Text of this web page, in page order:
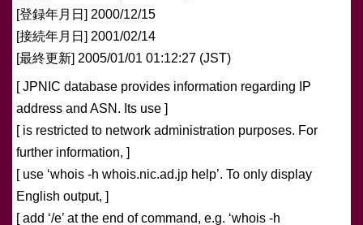
[登録年月日] 2000/12/15
[接続年月日] 2001/02/14
[最終更新] 2005/01/01 01:12:27 (JST)
[ JPNIC database provides information regarding IP
address and ASN. Its use ]
[ is restricted to network administration purposes. For
further information, ]
[ use ‘whois -h whois.nic.ad.jp help’. To only display
English output, ]
[ add ‘/e’ at the end of command, e.g. ‘whois -h